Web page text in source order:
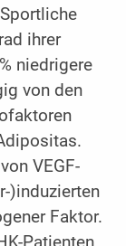
ihrer
niedrigere
von den
VEGF-
)induzierten
Faktor.